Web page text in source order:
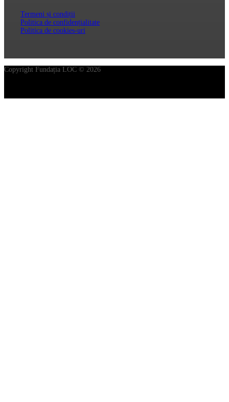
Termeni și condiții
Politica de confidențialitate
Politica de cookies-uri
Copyright Fundația LOC © 2026